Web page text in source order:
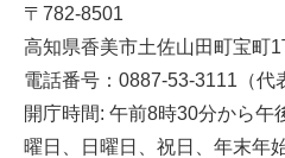
〒782-8501
高知県香美市土佐山田町宝町
電話番号：0887-53-3111（代
開庁時間: 午前8時30分から
曜日、日曜日、祝日、年末年